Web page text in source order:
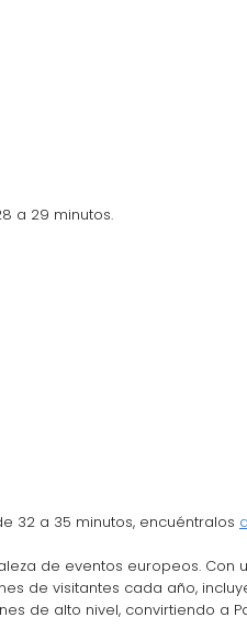
a 29 minutos.
32 a 35 minutos, encuéntralos
de eventos europeos.
de visitantes cada año,
de alto nivel, convirtiendo a